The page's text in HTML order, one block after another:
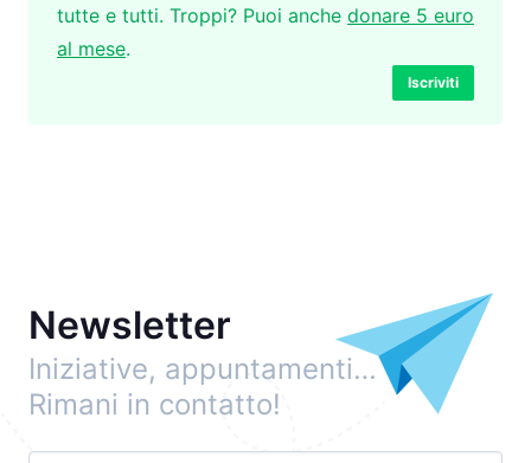
tutte e tutti. Troppi? Puoi anche donare 5 euro
al mese.
Iscriviti
Newsletter
Iniziative, appuntamenti…
Rimani in contatto!